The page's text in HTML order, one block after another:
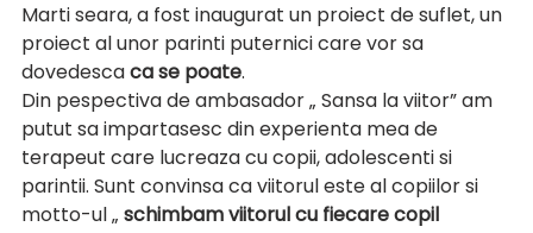
Marti seara, a fost inaugurat un proiect de suflet, un
proiect al unor parinti puternici care vor sa
dovedesca ca se poate.
Din pespectiva de ambasador „ Sansa la viitor” am
putut sa impartasesc din experienta mea de
terapeut care lucreaza cu copii, adolescenti si
parintii. Sunt convinsa ca viitorul este al copiilor si
motto-ul „ schimbam viitorul cu fiecare copil